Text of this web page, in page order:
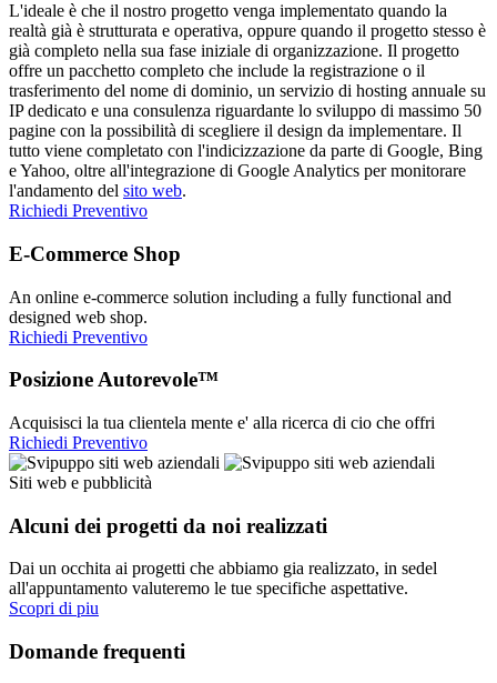
L'ideale è che il nostro progetto venga implementato quando la
realtà già è strutturata e operativa, oppure quando il progetto stesso è
già completo nella sua fase iniziale di organizzazione. Il progetto
offre un pacchetto completo che include la registrazione o il
trasferimento del nome di dominio, un servizio di hosting annuale su
IP dedicato e una consulenza riguardante lo sviluppo di massimo 50
pagine con la possibilità di scegliere il design da implementare. Il
tutto viene completato con l'indicizzazione da parte di Google, Bing
e Yahoo, oltre all'integrazione di Google Analytics per monitorare
l'andamento del sito web.
Richiedi Preventivo
E-Commerce Shop
An online e-commerce solution including a fully functional and
designed web shop.
Richiedi Preventivo
Posizione Autorevole™
Acquisisci la tua clientela mente e' alla ricerca di cio che offri
Richiedi Preventivo
Siti web e pubblicità
Alcuni dei progetti da noi realizzati
Dai un occhita ai progetti che abbiamo gia realizzato, in sedel
all'appuntamento valuteremo le tue specifiche aspettative.
Scopri di piu
Domande frequenti